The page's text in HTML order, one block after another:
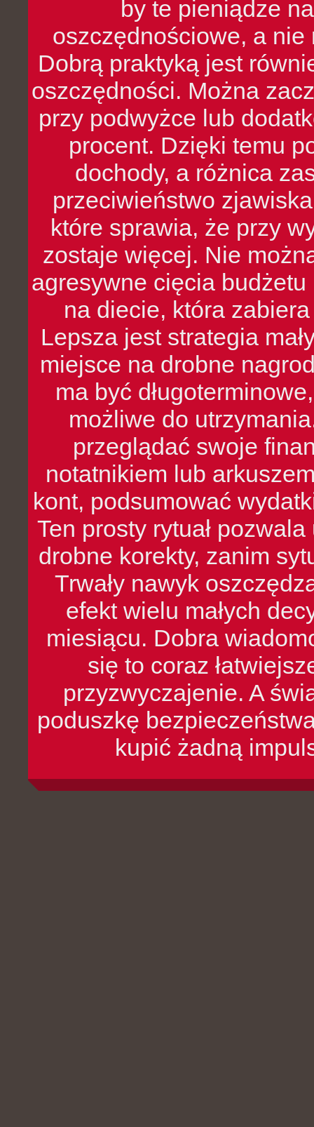
by te pieniądze
oszczędnościowe, a nie
Dobrą praktyką jest
oszczędności. Można
przy podwyżce lub
procent. Dzięki temu
dochody, a różnica
przeciwieństwo
które sprawia, że przy
zostaje więcej. Nie
agresywne cięcia
na diecie, która
Lepsza jest strategia
miejsce na drobne
ma być
możliwe do
przeglądać swoje
notatnikiem lub
kont, podsumować
Ten prosty rytuał
drobne korekty, zanim
Trwały nawyk
efekt wielu małych
miesiącu. Dobra
się to coraz
przyzwyczajenie. A
poduszkę
kupić żadną